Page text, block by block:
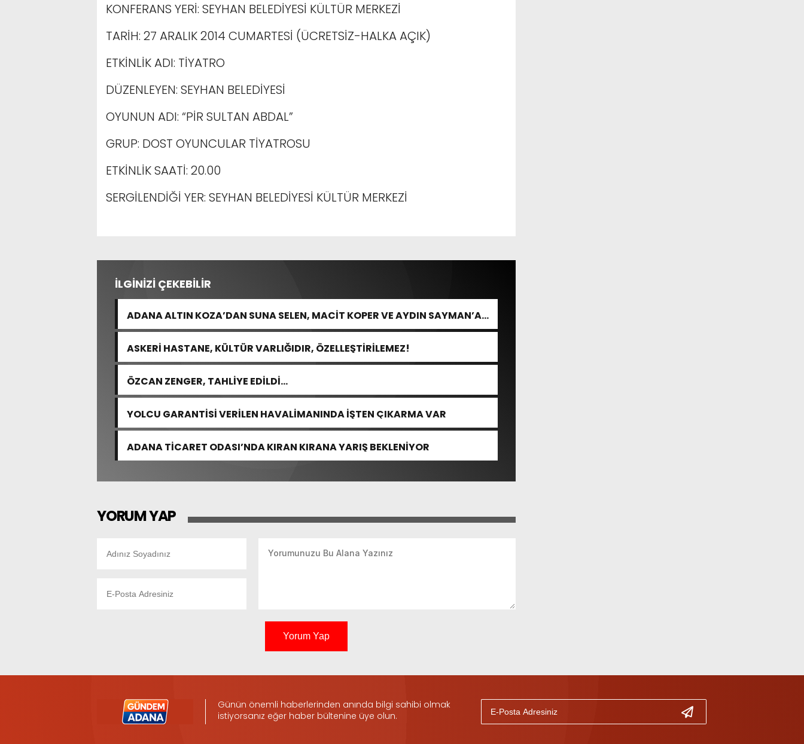
KONFERANS YERİ: SEYHAN BELEDİYESİ KÜLTÜR MERKEZİ
TARİH: 27 ARALIK 2014 CUMARTESİ (ÜCRETSİZ-HALKA AÇIK)
ETKİNLİK ADI: TİYATRO
DÜZENLEYEN: SEYHAN BELEDİYESİ
OYUNUN ADI: “PİR SULTAN ABDAL”
GRUP: DOST OYUNCULAR TİYATROSU
ETKİNLİK SAATİ: 20.00
SERGİLENDİĞİ YER: SEYHAN BELEDİYESİ KÜLTÜR MERKEZİ
İLGİNİZİ ÇEKEBİLİR
ADANA ALTIN KOZA’DAN SUNA SELEN, MACİT KOPER VE AYDIN SAYMAN’A
EMEK ÖDÜLÜ
ASKERİ HASTANE, KÜLTÜR VARLIĞIDIR, ÖZELLEŞTİRİLEMEZ!
ÖZCAN ZENGER, TAHLİYE EDİLDİ…
YOLCU GARANTİSİ VERİLEN HAVALİMANINDA İŞTEN ÇIKARMA VAR
ADANA TİCARET ODASI’NDA KIRAN KIRANA YARIŞ BEKLENİYOR
YORUM YAP
Yorum Yap
Günün önemli haberlerinden anında bilgi sahibi olmak
istiyorsanız eğer haber bültenine üye olun.